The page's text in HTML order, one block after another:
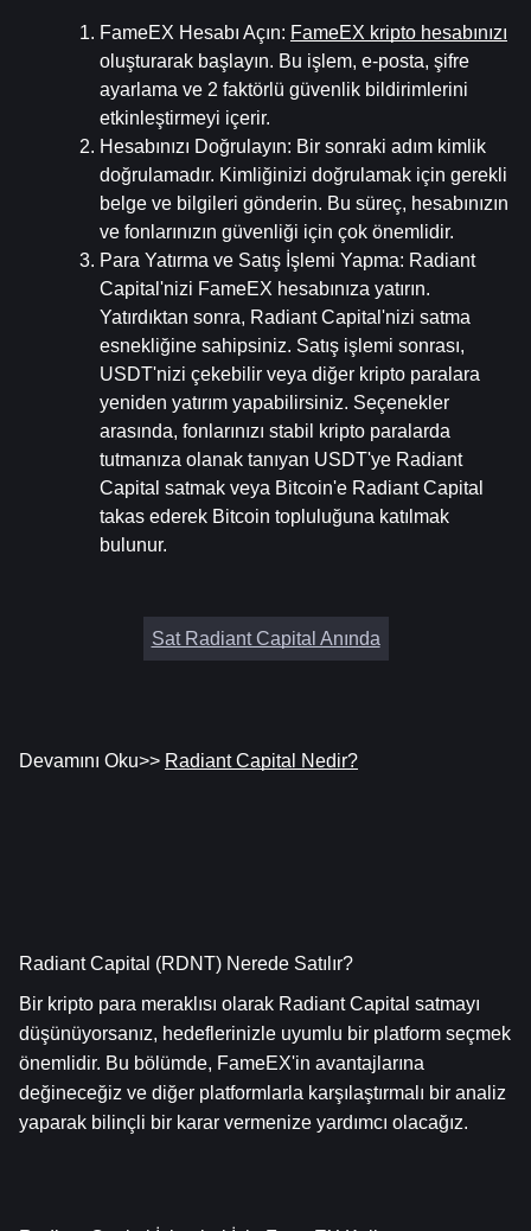
FameEX Hesabı Açın: FameEX kripto hesabınızı
oluşturarak başlayın. Bu işlem, e-posta, şifre
ayarlama ve 2 faktörlü güvenlik bildirimlerini
etkinleştirmeyi içerir.
Hesabınızı Doğrulayın: Bir sonraki adım kimlik
doğrulamadır. Kimliğinizi doğrulamak için gerekli
belge ve bilgileri gönderin. Bu süreç, hesabınızın
ve fonlarınızın güvenliği için çok önemlidir.
Para Yatırma ve Satış İşlemi Yapma: Radiant
Capital'nizi FameEX hesabınıza yatırın.
Yatırdıktan sonra, Radiant Capital'nizi satma
esnekliğine sahipsiniz. Satış işlemi sonrası,
USDT'nizi çekebilir veya diğer kripto paralara
yeniden yatırım yapabilirsiniz. Seçenekler
arasında, fonlarınızı stabil kripto paralarda
tutmanıza olanak tanıyan USDT'ye Radiant
Capital satmak veya Bitcoin'e Radiant Capital
takas ederek Bitcoin topluluğuna katılmak
bulunur.
Sat Radiant Capital Anında
Devamını Oku>> Radiant Capital Nedir?
Radiant Capital (RDNT) Nerede Satılır?
Bir kripto para meraklısı olarak Radiant Capital satmayı
düşünüyorsanız, hedeflerinizle uyumlu bir platform seçmek
önemlidir. Bu bölümde, FameEX'in avantajlarına
değineceğiz ve diğer platformlarla karşılaştırmalı bir analiz
yaparak bilinçli bir karar vermenize yardımcı olacağız.